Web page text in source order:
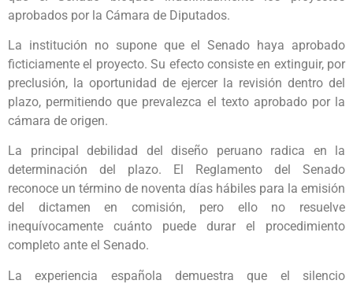
aprobados por la Cámara de Diputados.
La institución no supone que el Senado haya aprobado
ficticiamente el proyecto. Su efecto consiste en extinguir, por
preclusión, la oportunidad de ejercer la revisión dentro del
plazo, permitiendo que prevalezca el texto aprobado por la
cámara de origen.
La principal debilidad del diseño peruano radica en la
determinación del plazo. El Reglamento del Senado
reconoce un término de noventa días hábiles para la emisión
del dictamen en comisión, pero ello no resuelve
inequívocamente cuánto puede durar el procedimiento
completo ante el Senado.
La experiencia española demuestra que el silencio